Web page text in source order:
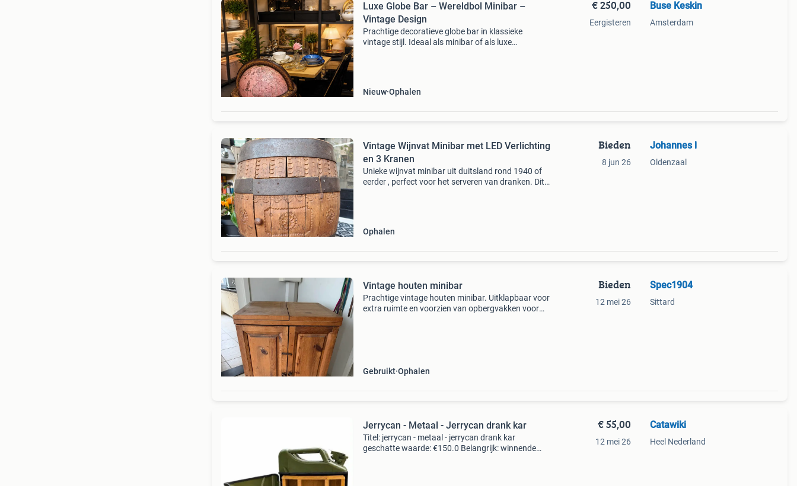
Luxe Globe Bar – Wereldbol Minibar –
Vintage Design
Prachtige decoratieve globe bar in klassieke
vintage stijl. Ideaal als minibar of als luxe
Nieuw Ophalen
€ 250,00
Eergisteren
Buse Keskin
Amsterdam
Vintage Wijnvat Minibar met LED Verlichting
en 3 Kranen
Unieke wijnvat minibar uit duitsland rond 1940 of
eerder , perfect voor het serveren van dranken. Dit
Ophalen
Bieden
8 jun 26
Johannes l
Oldenzaal
Vintage houten minibar
Prachtige vintage houten minibar. Uitklapbaar voor
extra ruimte en voorzien van opbergvakken voor
Gebruikt Ophalen
Bieden
12 mei 26
Spec1904
Sittard
Jerrycan - Metaal - Jerrycan drank kar
Titel: jerrycan - metaal - jerrycan drank kar
geschatte waarde: €150.0 Belangrijk: winnende
€ 55,00
12 mei 26
Catawiki
Heel Nederland